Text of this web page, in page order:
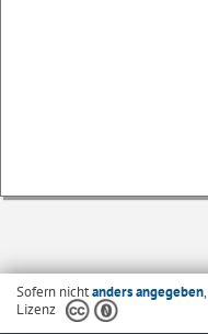
Sofern nichtanders angegeben
Lizenz